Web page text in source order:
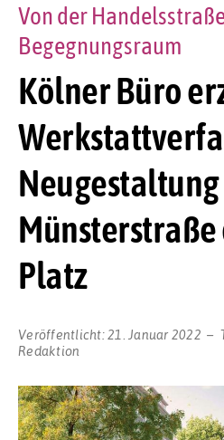
Kölner Büro
Münsterstraße
Platz
Von der
Begegnungsraum
Veröffentlicht:21. Januar 2022
Redaktion